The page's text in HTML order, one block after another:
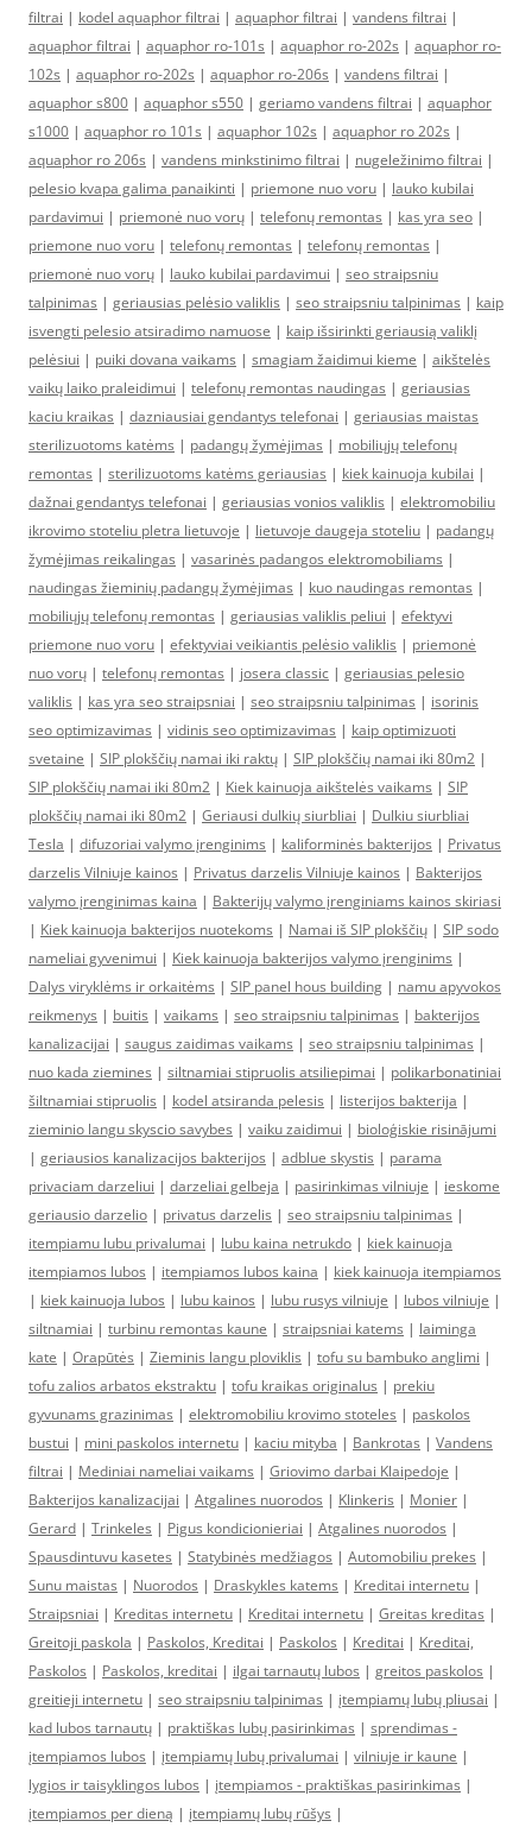
filtrai | kodel aquaphor filtrai | aquaphor filtrai | vandens filtrai |
aquaphor filtrai | aquaphor ro-101s | aquaphor ro-202s | aquaphor ro-
102s | aquaphor ro-202s | aquaphor ro-206s | vandens filtrai |
aquaphor s800 | aquaphor s550 | geriamo vandens filtrai | aquaphor
s1000 | aquaphor ro 101s | aquaphor 102s | aquaphor ro 202s |
aquaphor ro 206s | vandens minkstinimo filtrai | nugeležinimo filtrai |
pelesio kvapa galima panaikinti | priemone nuo voru | lauko kubilai
pardavimui | priemonė nuo vorų | telefonų remontas | kas yra seo |
priemone nuo voru | telefonų remontas | telefonų remontas |
priemonė nuo vorų | lauko kubilai pardavimui | seo straipsniu
talpinimas | geriausias pelėsio valiklis | seo straipsniu talpinimas | kaip
isvengti pelesio atsiradimo namuose | kaip išsirinkti geriausią valiklį
pelėsiui | puiki dovana vaikams | smagiam žaidimui kieme | aikštelės
vaikų laiko praleidimui | telefonų remontas naudingas | geriausias
kaciu kraikas | dazniausiai gendantys telefonai | geriausias maistas
sterilizuotoms katėms | padangų žymėjimas | mobiliųjų telefonų
remontas | sterilizuotoms katėms geriausias | kiek kainuoja kubilai |
dažnai gendantys telefonai | geriausias vonios valiklis | elektromobiliu
ikrovimo stoteliu pletra lietuvoje | lietuvoje daugeja stoteliu | padangų
žymėjimas reikalingas | vasarinės padangos elektromobiliams |
naudingas žieminių padangų žymėjimas | kuo naudingas remontas |
mobiliųjų telefonų remontas | geriausias valiklis peliui | efektyvi
priemone nuo voru | efektyviai veikiantis pelėsio valiklis | priemonė
nuo vorų | telefonų remontas | josera classic | geriausias pelesio
valiklis | kas yra seo straipsniai | seo straipsniu talpinimas | isorinis
seo optimizavimas | vidinis seo optimizavimas | kaip optimizuoti
svetaine | SIP plokščių namai iki raktų | SIP plokščių namai iki 80m2 |
SIP plokščių namai iki 80m2 | Kiek kainuoja aikštelės vaikams | SIP
plokščių namai iki 80m2 | Geriausi dulkių siurbliai | Dulkiu siurbliai
Tesla | difuzoriai valymo įrenginims | kaliforminės bakterijos | Privatus
darzelis Vilniuje kainos | Privatus darzelis Vilniuje kainos | Bakterijos
valymo įrenginimas kaina | Bakterijų valymo įrenginiams kainos skiriasi
| Kiek kainuoja bakterijos nuotekoms | Namai iš SIP plokščių | SIP sodo
nameliai gyvenimui | Kiek kainuoja bakterijos valymo įrenginims |
Dalys viryklėms ir orkaitėms | SIP panel hous building | namu apyvokos
reikmenys | buitis | vaikams | seo straipsniu talpinimas | bakterijos
kanalizacijai | saugus zaidimas vaikams | seo straipsniu talpinimas |
nuo kada ziemines | siltnamiai stipruolis atsiliepimai | polikarbonatiniai
šiltnamiai stipruolis | kodel atsiranda pelesis | listerijos bakterija |
zieminio langu skyscio savybes | vaiku zaidimui | bioloģiskie risinājumi
| geriausios kanalizacijos bakterijos | adblue skystis | parama
privaciam darzeliui | darzeliai gelbeja | pasirinkimas vilniuje | ieskome
geriausio darzelio | privatus darzelis | seo straipsniu talpinimas |
itempiamu lubu privalumai | lubu kaina netrukdo | kiek kainuoja
itempiamos lubos | itempiamos lubos kaina | kiek kainuoja itempiamos
| kiek kainuoja lubos | lubu kainos | lubu rusys vilniuje | lubos vilniuje |
siltnamiai | turbinu remontas kaune | straipsniai katems | laiminga
kate | Orapūtės | Zieminis langu ploviklis | tofu su bambuko anglimi |
tofu zalios arbatos ekstraktu | tofu kraikas originalus | prekiu
gyvunams grazinimas | elektromobiliu krovimo stoteles | paskolos
bustui | mini paskolos internetu | kaciu mityba | Bankrotas | Vandens
filtrai | Mediniai nameliai vaikams | Griovimo darbai Klaipedoje |
Bakterijos kanalizacijai | Atgalines nuorodos | Klinkeris | Monier |
Gerard | Trinkeles | Pigus kondicionieriai | Atgalines nuorodos |
Spausdintuvu kasetes | Statybinės medžiagos | Automobiliu prekes |
Sunu maistas | Nuorodos | Draskykles katems | Kreditai internetu |
Straipsniai | Kreditas internetu | Kreditai internetu | Greitas kreditas |
Greitoji paskola | Paskolos, Kreditai | Paskolos | Kreditai | Kreditai,
Paskolos | Paskolos, kreditai | ilgai tarnautų lubos | greitos paskolos |
greitieji internetu | seo straipsniu talpinimas | įtempiamų lubų pliusai |
kad lubos tarnautų | praktiškas lubų pasirinkimas | sprendimas -
įtempiamos lubos | įtempiamų lubų privalumai | vilniuje ir kaune |
lygios ir taisyklingos lubos | įtempiamos - praktiškas pasirinkimas |
įtempiamos per dieną | įtempiamų lubų rūšys |